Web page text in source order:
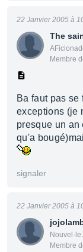
The
Membre
22 Janvier 2005 à
Ba faut pas
exceptions (je
presque un an
qu'a
signaler
Nouvel·le
Membre
22 Janvier 2005 à